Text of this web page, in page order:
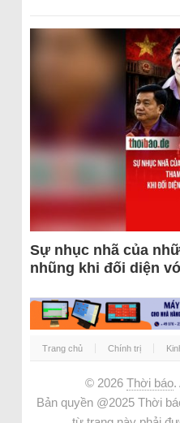
Sự nhục nhã của
nhũng khi đối diện
Trang chủ Chính trị
© 2026 Thời báo.
Bản quyền @2025 Thời